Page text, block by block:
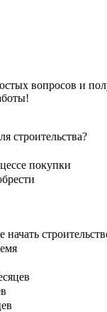
вопросов и
строительства?
покупки